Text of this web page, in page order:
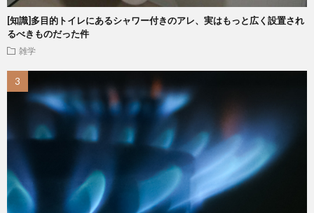
[知識]多目的トイレにあるシャワー付きのアレ、実はもっと広く設置され
るべきものだった件
雑学